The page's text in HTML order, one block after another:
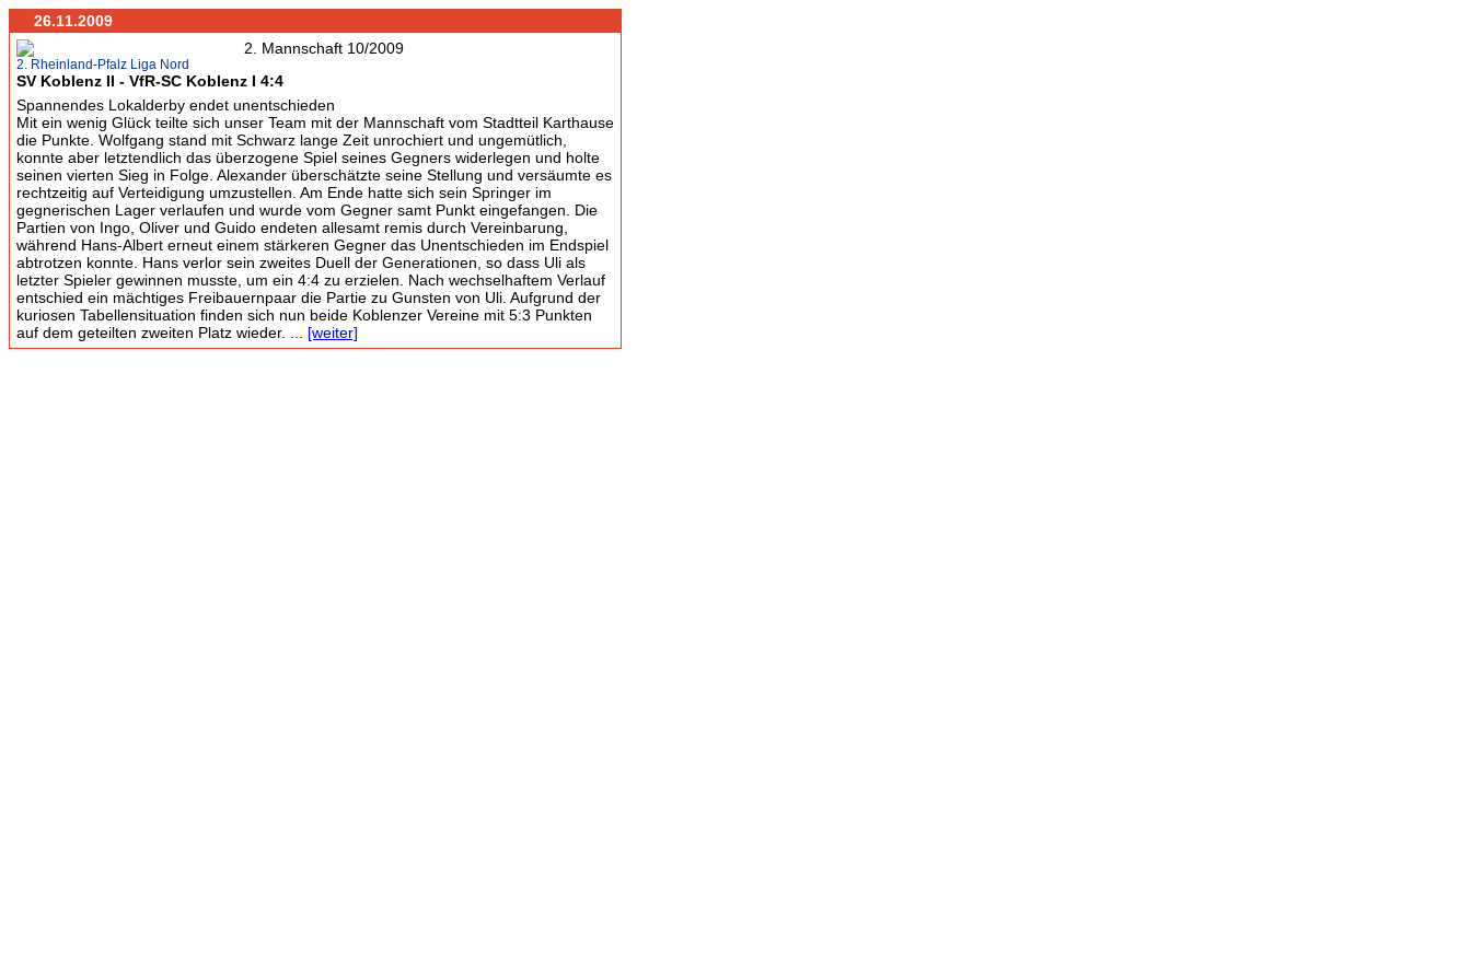
26.11.2009
2. Rheinland-Pfalz Liga Nord
SV Koblenz II - VfR-SC Koblenz I 4:4
Spannendes Lokalderby endet unentschieden
Mit ein wenig Glück teilte sich unser Team mit der Mannschaft vom Stadtteil Karthause
die Punkte. Wolfgang stand mit Schwarz lange Zeit unrochiert und ungemütlich,
konnte aber letztendlich das überzogene Spiel seines Gegners widerlegen und holte
seinen vierten Sieg in Folge. Alexander überschätzte seine Stellung und versäumte es
rechtzeitig auf Verteidigung umzustellen. Am Ende hatte sich sein Springer im
gegnerischen Lager verlaufen und wurde vom Gegner samt Punkt eingefangen. Die
Partien von Ingo, Oliver und Guido endeten allesamt remis durch Vereinbarung,
während Hans-Albert erneut einem stärkeren Gegner das Unentschieden im Endspiel
abtrotzen konnte. Hans verlor sein zweites Duell der Generationen, so dass Uli als
letzter Spieler gewinnen musste, um ein 4:4 zu erzielen. Nach wechselhaftem Verlauf
entschied ein mächtiges Freibauernpaar die Partie zu Gunsten von Uli. Aufgrund der
kuriosen Tabellensituation finden sich nun beide Koblenzer Vereine mit 5:3 Punkten
auf dem geteilten zweiten Platz wieder. ... [weiter]